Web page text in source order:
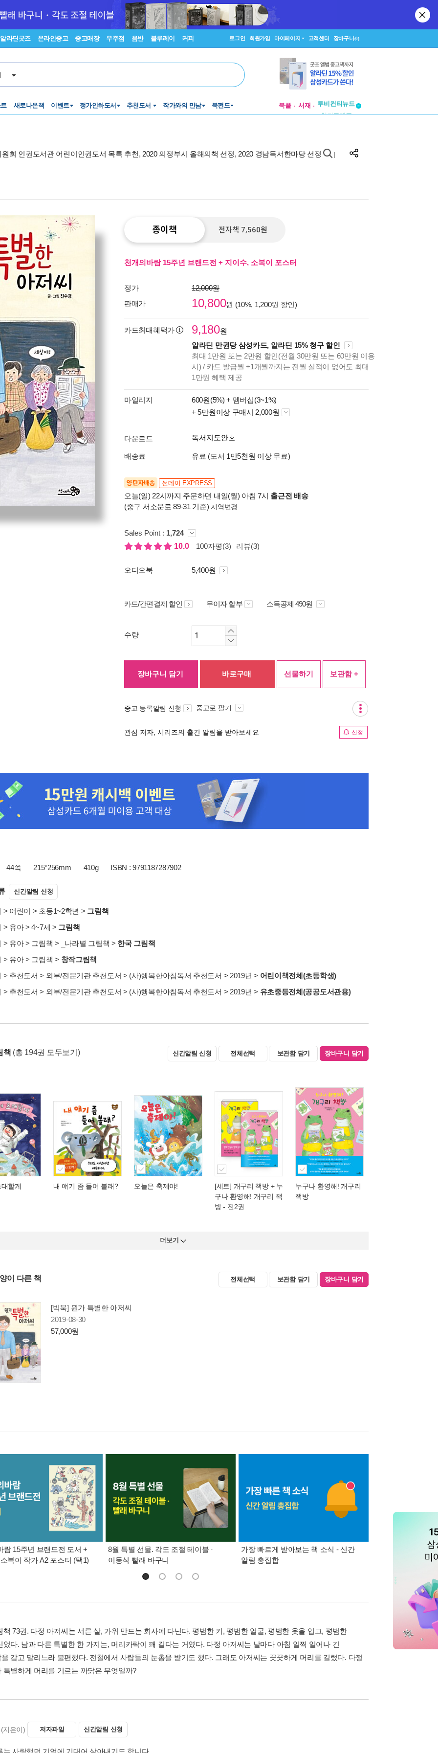
알라딘굿즈 온라인중고 중고매장 우주점 음반 블루레이 커피 로그인 회원가입 마이페이지 고객센터 장바구니(0)
새로나온책 이벤트 정가인하도서 추천도서 작가와의 만남 북펀드 북플 서재
창작플랫폼
회 인권도서관 어린이인권도서 목록 추천, 2020 의정부시 올해의책 선정, 2020 경남독서한마당 선정
종이책 전자책 7,560원
천개의바람 15주년 브랜드전 + 지이수, 소복이 포스터
정가
12,000원
판매가
10,800원 (10%, 1,200원 할인)
카드최대혜택가 9,180원
알라딘 만권당 삼성카드, 알라딘 15% 청구 할인
최대 1만원 또는 2만원 할인(전월 30만원 또는 60만원 이용
시) / 카드 발급월 +1개월까지는 전월 실적이 없어도 최대
1만원 혜택 제공
마일리지 600원(5%) + 멤버십(3~1%)
+ 5만원이상 구매시 2,000원
다운로드 독서지도안
배송료 유료 (도서 1만5천원 이상 무료)
양탄자배송 썬데이 EXPRESS
오늘(일) 22시까지 주문하면 내일(월) 아침 7시 출근전 배송
(중구 서소문로 89-31 기준) 지역변경
Sales Point : 1,724
10.0
100자평(3) 리뷰(3)
오디오북 5,400원
카드/간편결제 할인 무이자 할부 소득공제 490원
수량
장바구니 담기 바로구매 선물하기 보관함 +
중고 등록알림 신청 중고로 팔기
관심 저자, 시리즈의 출간 알림을 받아보세요 신청
44쪽 215*256mm 410g ISBN : 9791187287902
신간알림 신청
> 어린이 > 초등1~2학년 > 그림책
> 유아>4~7세 > 그림책
> 유아> 그림책 > _나라별 그림책 > 한국 그림책
> 유아> 그림책 > 창작그림책
> 추천도서 > 외부/전문기관 추천도서 > (사)행복한아침독서 추천도서 > 2019년 > 어린이책전체(초등학생)
> 추천도서 > 외부/전문기관 추천도서 > (사)행복한아침독서 추천도서 > 2019년 > 유초중등전체(공공도서관용)
책 (총 194권 모두보기) 신간알림 신청 전체선택 보관함 담기 장바구니 담기
할게 내 얘기 좀 들어 볼래? 오늘은 축제야!
[세트] 개구리 책방 + 누
구나 환영해! 개구리 책
방 - 전2권
누구나 환영해! 개구리
책방
더보기
이 다른 책 전체선택 보관함 담기 장바구니 담기
[빅북] 뭔가 특별한 아저씨
2019-08-30
57,000원
람 15주년 브랜드전 도서 +
복이 작가 A2 포스터 (택1)
8월 특별 선물. 각도 조절 테이블 ·
이동식 빨래 바구니
가장 빠르게 받아보는 책 소식 - 신간
알림 총집합
경기컬처패스 1만
책 73권. 다정 아저씨는 서른 살, 가위 만드는 회사에 다닌다. 평범한 키, 평범한 얼굴, 평범한 옷을 입고, 평범한
었다. 남과 다른 특별한 한 가지는, 머리카락이 꽤 길다는 거였다. 다정 아저씨는 날마다 아침 일찍 일어나 긴
감고 말리느라 불편했다. 전철에서 사람들의 눈총을 받기도 했다. 그래도 아저씨는 꿋꿋하게 머리를 길렀다. 다정
특별하게 머리를 기르는 까닭은 무엇일까?
(지은이) 저자파일 신간알림 신청
는 사랑했던 기억에 기대어 살아내기도 합니다.